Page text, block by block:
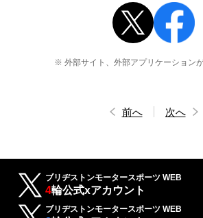
※ 外部サイト、外部アプリケーションが
前へ 次へ
ブリヂストンモータースポーツ WEB
4輪公式xアカウント
ブリヂストンモータースポーツ WEB